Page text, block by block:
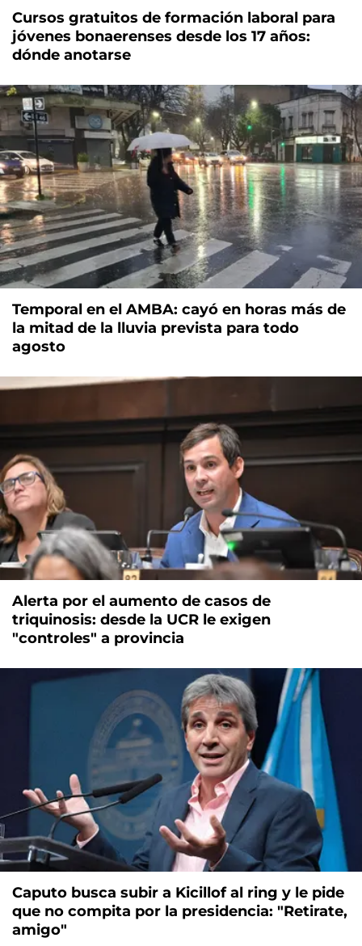
Cursos gratuitos de formación laboral para
jóvenes bonaerenses desde los 17 años:
dónde anotarse
Temporal en el AMBA: cayó en horas más de
la mitad de la lluvia prevista para todo
agosto
Alerta por el aumento de casos de
triquinosis: desde la UCR le exigen
"controles" a provincia
Caputo busca subir a Kicillof al ring y le pide
que no compita por la presidencia: "Retirate,
amigo"